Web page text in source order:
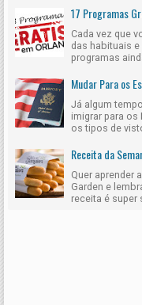
17 Programas
Cada vez que
das habituais
programas
Mudar Para os
Já algum
imigrar para os
os tipos de
Receita da
Quer aprender
Garden e
receita é super